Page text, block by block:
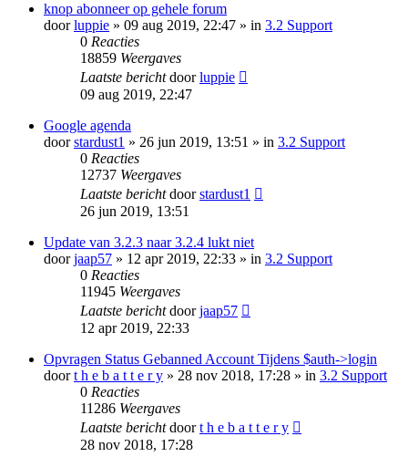
knop abonneer op gehele forum
doorluppie » 09 aug 2019, 22:47 » in 3.2 Support
0 Reacties
18859 Weergaves
Laatste berichtdoorluppie
09 aug 2019, 22:47
Google agenda
doorstardust1 » 26 jun 2019, 13:51 » in 3.2 Support
0 Reacties
12737 Weergaves
Laatste berichtdoorstardust1
26 jun 2019, 13:51
Update van 3.2.3 naar 3.2.4 lukt niet
doorjaap57 » 12 apr 2019, 22:33 » in 3.2 Support
0 Reacties
11945 Weergaves
Laatste berichtdoorjaap57
12 apr 2019, 22:33
Opvragen Status Gebanned Account Tijdens $auth->login
doort h e b a t t e r y » 28 nov 2018, 17:28 » in 3.2 Support
0 Reacties
11286 Weergaves
Laatste berichtdoort h e b a t t e r y
28 nov 2018, 17:28